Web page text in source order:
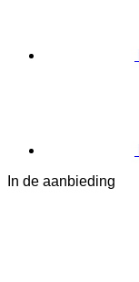
In de aanbieding